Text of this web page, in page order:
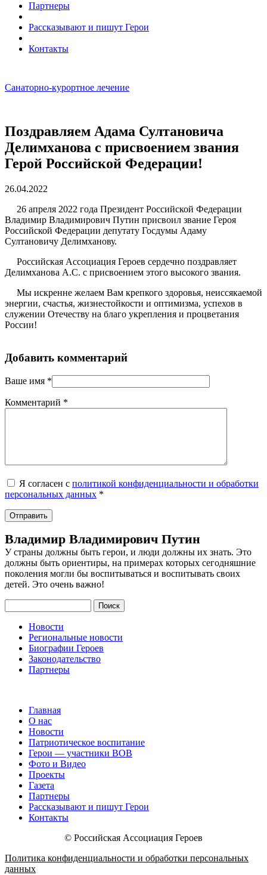
Партнеры
Рассказывают и пишут Герои
Контакты
Санаторно-курортное лечение
Поздравляем Адама Султановича
Делимханова с присвоением звания
Герой Российской Федерации!
26.04.2022
26 апреля 2022 года Президент Российской Федерации
Владимир Владимирович Путин присвоил звание Героя
Российской Федерации депутату Госдумы Адаму
Султановичу Делимханову.
Российская Ассоциация Героев сердечно поздравляет
Делимханова А.С. с присвоением этого высокого звания.
Мы искренне желаем Вам крепкого здоровья, неиссякаемой
энергии, счастья, жизнестойкости и оптимизма, успехов в
служении Отечеству на благо укрепления и процветания
России!
Добавить комментарий
Ваше имя *
Комментарий *
Я согласен с политикой конфиденциальности и обработки
персональных данных *
Владимир Владимирович Путин
У страны должны быть герои, и люди должны их знать. Это
должны быть ориентиры, на примерах которых сегодняшние
поколения могли бы воспитываться и воспитывать своих
детей. Это очень важно!
Поиск
Новости
Региональные новости
Биографии Героев
Законодательство
Партнеры
Главная
О нас
Новости
Патриотическое воспитание
Герои — участники ВОВ
Фото и Видео
Проекты
Газета
Партнеры
Рассказывают и пишут Герои
Контакты
© Российская Ассоциация Героев
Политика конфиденциальности и обработки персональных
данных